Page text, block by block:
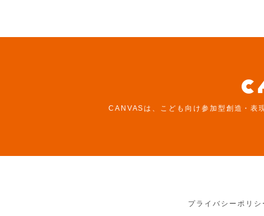
CANVASは、こども向け参加型創造・表
プライバシーポリ